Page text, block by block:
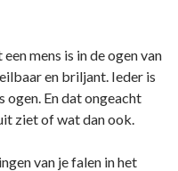
mens is in de ogen van
en briljant. Ieder is
ogen. En dat ongeacht
ziet of wat dan ook.
van je falen in het